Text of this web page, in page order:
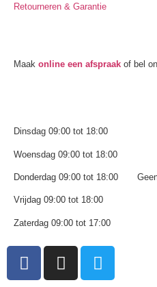
Retourneren & Garantie
Maak online een afspraak of bel
Dinsdag 09:00 tot 18:00
Woensdag 09:00 tot 18:00
Donderdag 09:00 tot 18:00 Geen
Vrijdag 09:00 tot 18:00
Zaterdag 09:00 tot 17:00